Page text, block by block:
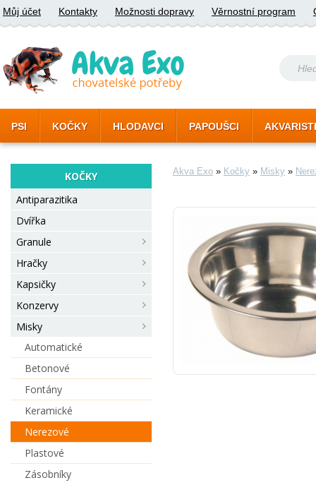
Můj účet Kontakty Možnosti dopravy Věrnostní program
PSI KOČKY HLODAVCI PAPOUŠCI
KOČKY
Antiparazitika
Dvířka
Granule
Hračky
Kapsičky
Konzervy
Misky
Automatické
Betonové
Fontány
Keramické
Nerezové
Plastové
Zásobníky
Akva Exo » Kočky » Misky »